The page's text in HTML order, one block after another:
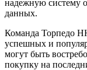
надежную систему
данных.
Команда Торпедо
успешных и
могут быть
покупку на